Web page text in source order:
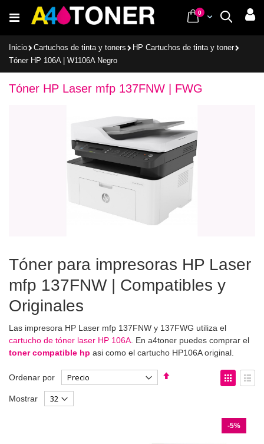
al
Buscar
Cart
0items
Inicio Cartuchos de tinta y toners
HP Cartuchos de tinta y toner
Tóner HP 106A | W1106A Negro
Tóner HP Laser mfp 137FNW | FWG
Tóner para impresoras HP Laser
mfp 137FNW | Compatibles y
Originales
Las impresora HP Laser mfp 137FNW y 137FWG utiliza el
cartucho de tóner laser HP 106A . En a4toner puedes comprar el
toner compatible hp asi como el cartucho HP106A original.
Ordenar por
Fijar
Ver
como
Mostrar
-5%